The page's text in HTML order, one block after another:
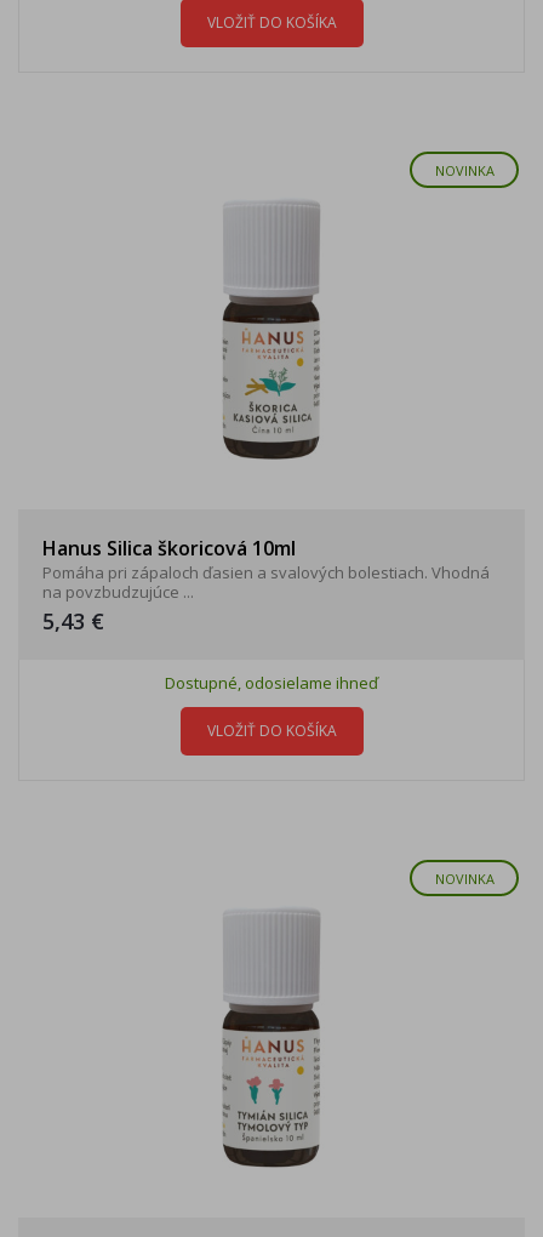
VLOŽIŤ DO KOŠÍKA
NOVINKA
Hanus Silica škoricová 10ml
Pomáha pri zápaloch ďasien a svalových bolestiach. Vhodná
na povzbudzujúce ...
5,43 €
Dostupné, odosielame ihneď
VLOŽIŤ DO KOŠÍKA
NOVINKA